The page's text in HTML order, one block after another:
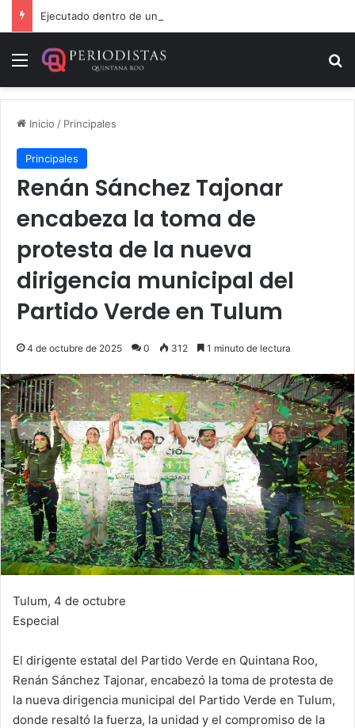
Ejecutado dentro de un local comercial en Cancún
Menú
Inicio / Principales
Principales
Renán Sánchez Tajonar
encabeza la toma de
protesta de la nueva
dirigencia municipal del
Partido Verde en Tulum
4 de octubre de 2025 0 312 1 minuto de lectura
Tulum, 4 de octubre
Especial
El dirigente estatal del Partido Verde en Quintana Roo,
Renán Sánchez Tajonar, encabezó la toma de protesta de
la nueva dirigencia municipal del Partido Verde en Tulum,
donde resaltó la fuerza, la unidad y el compromiso de la